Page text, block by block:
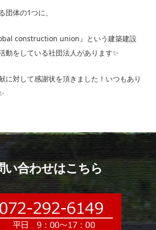
団体の1つに、
construction union』という建築建設
動をしている社団法人があります✨
に対して感謝状を頂きました！いつもあり
い合わせはこちら